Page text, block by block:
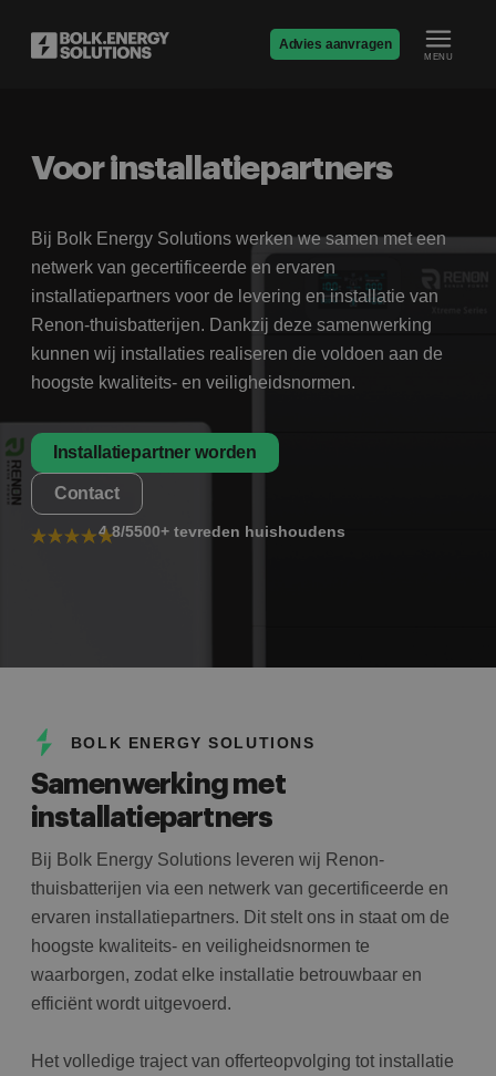
Advies aanvragen
MENU
Voor installatiepartners
Bij Bolk Energy Solutions werken we samen met een
netwerk van gecertificeerde en ervaren
installatiepartners voor de levering en installatie van
Renon-thuisbatterijen. Dankzij deze samenwerking
kunnen wij installaties realiseren die voldoen aan de
hoogste kwaliteits- en veiligheidsnormen.
Installatiepartner worden
Contact
4.8/5500+ tevreden huishoudens
BOLK ENERGY SOLUTIONS
Samenwerking met
installatiepartners
Bij Bolk Energy Solutions leveren wij Renon-
thuisbatterijen via een netwerk van gecertificeerde en
ervaren installatiepartners. Dit stelt ons in staat om de
hoogste kwaliteits- en veiligheidsnormen te
waarborgen, zodat elke installatie betrouwbaar en
efficiënt wordt uitgevoerd.
Het volledige traject van offerteopvolging tot installatie